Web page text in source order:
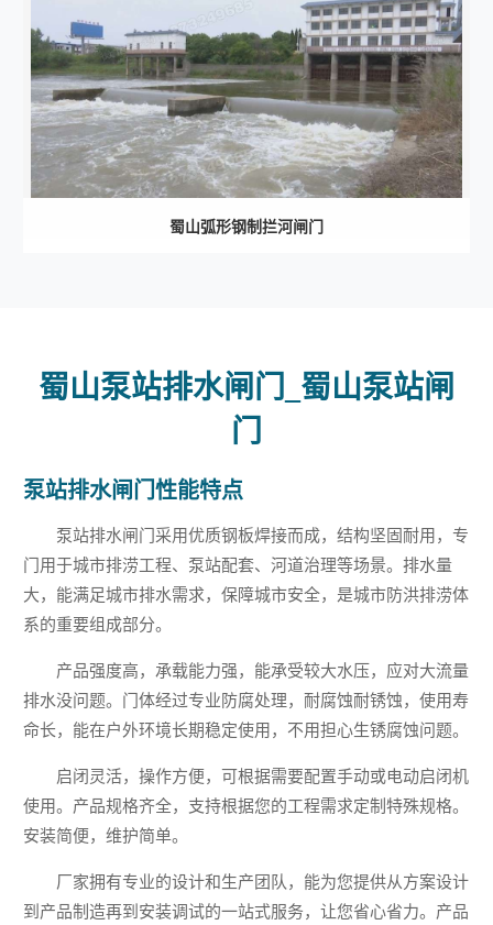
蜀山弧形钢制拦河闸门
蜀山泵站排水闸门_蜀山泵站闸
门
泵站排水闸门性能特点
泵站排水闸门采用优质钢板焊接而成，结构坚固耐用，专
门用于城市排涝工程、泵站配套、河道治理等场景。排水量
大，能满足城市排水需求，保障城市安全，是城市防洪排涝体
系的重要组成部分。
产品强度高，承载能力强，能承受较大水压，应对大流量
排水没问题。门体经过专业防腐处理，耐腐蚀耐锈蚀，使用寿
命长，能在户外环境长期稳定使用，不用担心生锈腐蚀问题。
启闭灵活，操作方便，可根据需要配置手动或电动启闭机
使用。产品规格齐全，支持根据您的工程需求定制特殊规格。
安装简便，维护简单。
厂家拥有专业的设计和生产团队，能为您提供从方案设计
到产品制造再到安装调试的一站式服务，让您省心省力。产品